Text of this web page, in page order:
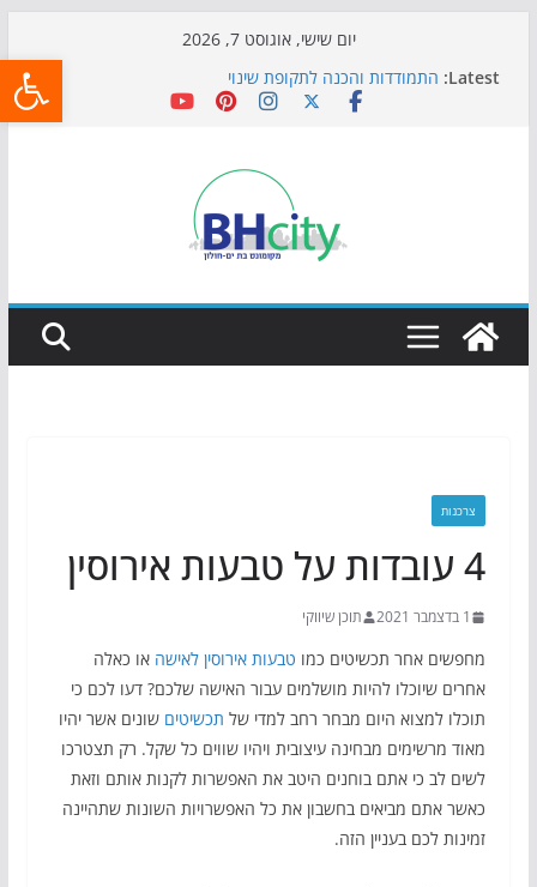
יום שישי, אוגוסט 7, 2026
Latest: התמודדות והכנה לתקופת שינוי
אי ההרפתקאות ממשיך לכבוש את הגינות: מאות משפחות
כדורגל באווירה מיוחדת: הקרנת גמר המונדיאל בטרמינל
הקיץ של בני הנוער בבת־ים: חוף הריביירה הופך למרחב
בטוח בשעות הערב
צרכנות
4 עובדות על טבעות אירוסין
1 בדצמבר 2021 תוכן שיווקי
מחפשים אחר תכשיטים כמו טבעות אירוסין לאישה או כאלה
אחרים שיוכלו להיות מושלמים עבור האישה שלכם? דעו לכם כי
תוכלו למצוא היום מבחר רחב למדי של תכשיטים שונים אשר יהיו
מאוד מרשימים מבחינה עיצובית ויהיו שווים כל שקל. רק תצטרכו
לשים לב כי אתם בוחנים היטב את האפשרות לקנות אותם וזאת
כאשר אתם מביאים בחשבון את כל האפשרויות השונות שתהיינה
זמינות לכם בעניין הזה.